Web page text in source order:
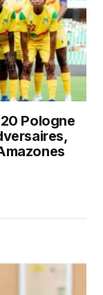
Pologne